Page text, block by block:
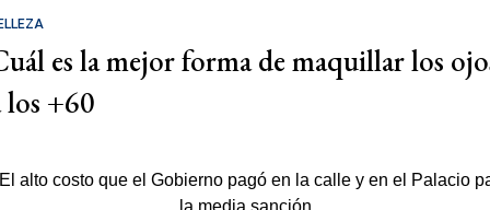
es la mejor forma de maquillar los
los +60